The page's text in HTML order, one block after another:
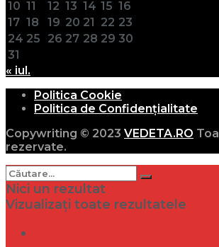
10 11 12 13 14 15 16
17 18 19 20 21 22 23
24 25 26 27 28 29 30
31
« iul.
Politica Cookie
Politica de Confidențialitate
Copywriting © 2023 VEDETA.RO
rezervate.
Nici un rezultat
Vizualizați toate rezultatele